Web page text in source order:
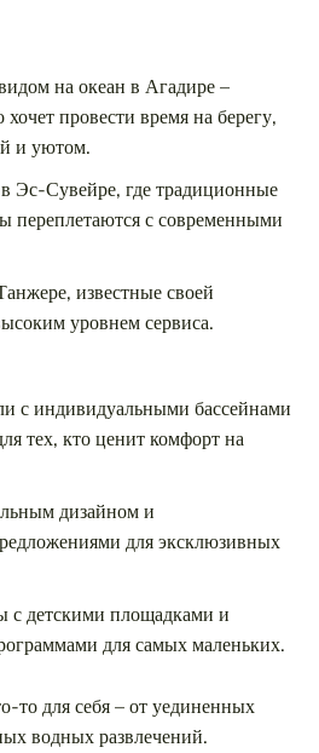
на океан в Агадире –
хочет провести время на берегу,
и уютом.
Эс-Сувейре, где традиционные
переплетаются с современными
известные своей
уровнем сервиса.
с индивидуальными бассейнами
тех, кто ценит комфорт на
дизайном и
для эксклюзивных
с детскими площадками и
для самых маленьких.
то для себя – от уединенных
водных развлечений.